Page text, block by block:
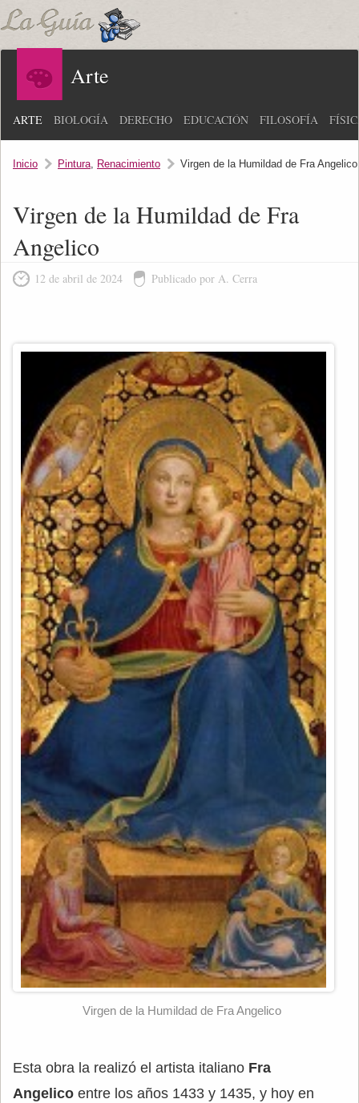
Arte
ARTE BIOLOGÍA DERECHO EDUCACIÓN FILOSOFÍA
Inicio Pintura, Renacimiento Virgen de la Humildad de Fra Angelico
Virgen de la Humildad de Fra
Angelico
12 de abril de 2024 Publicado por A. Cerra
Virgen de la Humildad de Fra Angelico
Esta obra la realizó el artista italiano Fra
Angelico entre los años 1433 y 1435, y hoy en